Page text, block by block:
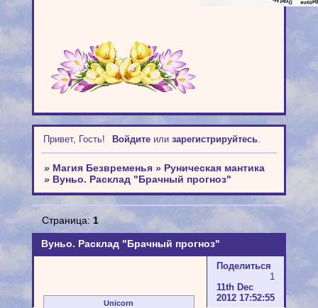
Привет, Гость! Войдитеили зарегистрируйтесь.
» Магия Безвременья » Руническая мантика
» Вуньо. Расклад "Брачный прогноз"
Вуньо. Расклад "Брачный прогноз"
Страница: 1
Поделиться
1
11th Dec
2012 17:52:55
Unicorn